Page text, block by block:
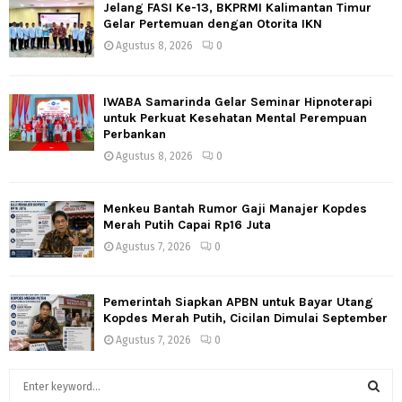
Jelang FASI Ke-13, BKPRMI Kalimantan Timur
Gelar Pertemuan dengan Otorita IKN
Agustus 8, 2026 0
IWABA Samarinda Gelar Seminar Hipnoterapi
untuk Perkuat Kesehatan Mental Perempuan
Perbankan
Agustus 8, 2026 0
Menkeu Bantah Rumor Gaji Manajer Kopdes
Merah Putih Capai Rp16 Juta
Agustus 7, 2026 0
Pemerintah Siapkan APBN untuk Bayar Utang
Kopdes Merah Putih, Cicilan Dimulai September
Agustus 7, 2026 0